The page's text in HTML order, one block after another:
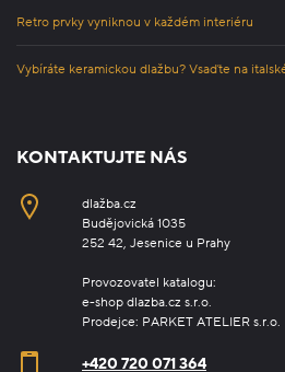
Retro prvky vyniknou v každém interiéru
Vybíráte keramickou dlažbu? Vsaďte na
KONTAKTUJTE NÁS
dlažba.cz
Budějovická 1035
252 42, Jesenice u Prahy
Provozovatel katalogu:
e-shop dlazba.cz s.r.o.
Prodejce: PARKET ATELIER s.r.o.
+420 720 071 364